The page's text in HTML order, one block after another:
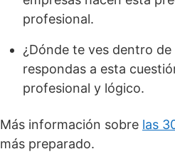
profesional.
¿Dónde te ves dentro
respondas a esta
profesional y lógico.
Más información sobre las
más preparado.